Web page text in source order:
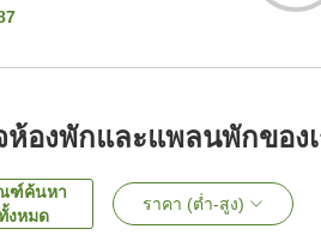
ห้องพักและแพลนพักของ
ฑ์ค้นหา
งหมด
ราคา (ต่ำ-สูง)